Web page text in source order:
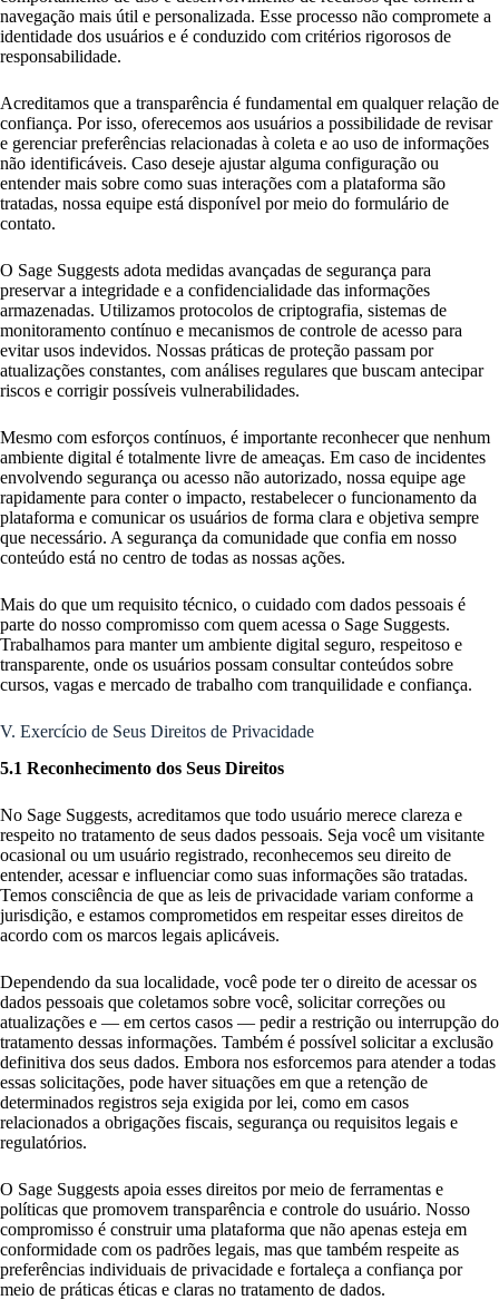
navegação mais útil e personalizada. Esse processo não compromete a
identidade dos usuários e é conduzido com critérios rigorosos de
responsabilidade.
Acreditamos que a transparência é fundamental em qualquer relação de
confiança. Por isso, oferecemos aos usuários a possibilidade de revisar
e gerenciar preferências relacionadas à coleta e ao uso de informações
não identificáveis. Caso deseje ajustar alguma configuração ou
entender mais sobre como suas interações com a plataforma são
tratadas, nossa equipe está disponível por meio do formulário de
contato.
O Sage Suggests adota medidas avançadas de segurança para
preservar a integridade e a confidencialidade das informações
armazenadas. Utilizamos protocolos de criptografia, sistemas de
monitoramento contínuo e mecanismos de controle de acesso para
evitar usos indevidos. Nossas práticas de proteção passam por
atualizações constantes, com análises regulares que buscam antecipar
riscos e corrigir possíveis vulnerabilidades.
Mesmo com esforços contínuos, é importante reconhecer que nenhum
ambiente digital é totalmente livre de ameaças. Em caso de incidentes
envolvendo segurança ou acesso não autorizado, nossa equipe age
rapidamente para conter o impacto, restabelecer o funcionamento da
plataforma e comunicar os usuários de forma clara e objetiva sempre
que necessário. A segurança da comunidade que confia em nosso
conteúdo está no centro de todas as nossas ações.
Mais do que um requisito técnico, o cuidado com dados pessoais é
parte do nosso compromisso com quem acessa o Sage Suggests.
Trabalhamos para manter um ambiente digital seguro, respeitoso e
transparente, onde os usuários possam consultar conteúdos sobre
cursos, vagas e mercado de trabalho com tranquilidade e confiança.
V. Exercício de Seus Direitos de Privacidade
5.1 Reconhecimento dos Seus Direitos
No Sage Suggests, acreditamos que todo usuário merece clareza e
respeito no tratamento de seus dados pessoais. Seja você um visitante
ocasional ou um usuário registrado, reconhecemos seu direito de
entender, acessar e influenciar como suas informações são tratadas.
Temos consciência de que as leis de privacidade variam conforme a
jurisdição, e estamos comprometidos em respeitar esses direitos de
acordo com os marcos legais aplicáveis.
Dependendo da sua localidade, você pode ter o direito de acessar os
dados pessoais que coletamos sobre você, solicitar correções ou
atualizações e — em certos casos — pedir a restrição ou interrupção do
tratamento dessas informações. Também é possível solicitar a exclusão
definitiva dos seus dados. Embora nos esforcemos para atender a todas
essas solicitações, pode haver situações em que a retenção de
determinados registros seja exigida por lei, como em casos
relacionados a obrigações fiscais, segurança ou requisitos legais e
regulatórios.
O Sage Suggests apoia esses direitos por meio de ferramentas e
políticas que promovem transparência e controle do usuário. Nosso
compromisso é construir uma plataforma que não apenas esteja em
conformidade com os padrões legais, mas que também respeite as
preferências individuais de privacidade e fortaleça a confiança por
meio de práticas éticas e claras no tratamento de dados.